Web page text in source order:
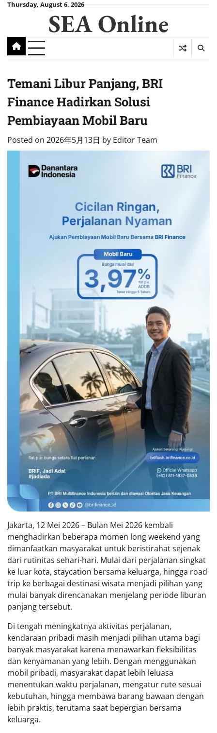
SkipThursday, August 6, 2026
SEA Online
Temani Libur Panjang, BRI
Finance Hadirkan Solusi
Pembiayaan Mobil Baru
Posted on 2026年5月13日 by Editor Team
Jakarta, 12 Mei 2026 – Bulan Mei 2026 kembali
menghadirkan beberapa momen long weekend yang
dimanfaatkan masyarakat untuk beristirahat sejenak
dari rutinitas sehari-hari. Mulai dari perjalanan singkat
ke luar kota, staycation bersama keluarga, hingga road
trip ke berbagai destinasi wisata menjadi pilihan yang
mulai banyak direncanakan menjelang periode liburan
panjang tersebut.
Di tengah meningkatnya aktivitas perjalanan,
kendaraan pribadi masih menjadi pilihan utama bagi
banyak masyarakat karena menawarkan fleksibilitas
dan kenyamanan yang lebih. Dengan menggunakan
mobil pribadi, masyarakat dapat lebih leluasa
menentukan waktu perjalanan, mengatur rute sesuai
kebutuhan, hingga membawa barang bawaan dengan
lebih praktis, terutama saat bepergian bersama
keluarga.